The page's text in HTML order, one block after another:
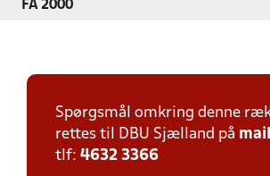
FA 2000
Spørgsmål omkring denne
rettes til DBU Sjælland på mail
tlf: 4632 3366